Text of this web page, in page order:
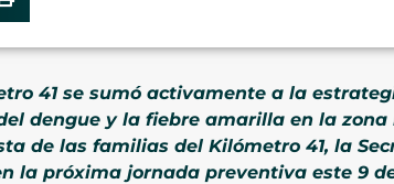
41 se sumó activamente a la
dengue y la fiebre amarilla en la zona
de las familias del Kilómetro 41, la
la próxima jornada preventiva este 9